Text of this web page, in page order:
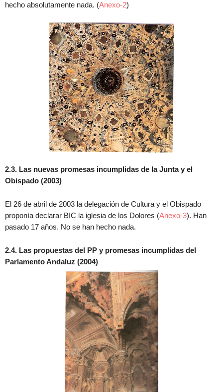
hecho absolutamente nada. (Anexo-2)
2.3. Las nuevas promesas incumplidas de la Junta y el
Obispado (2003)
El 26 de abril de 2003 la delegación de Cultura y el Obispado
proponía declarar BIC la iglesia de los Dolores (Anexo-3). Han
pasado 17 años. No se han hecho nada.
2.4. Las propuestas del PP y promesas incumplidas del
Parlamento Andaluz (2004)